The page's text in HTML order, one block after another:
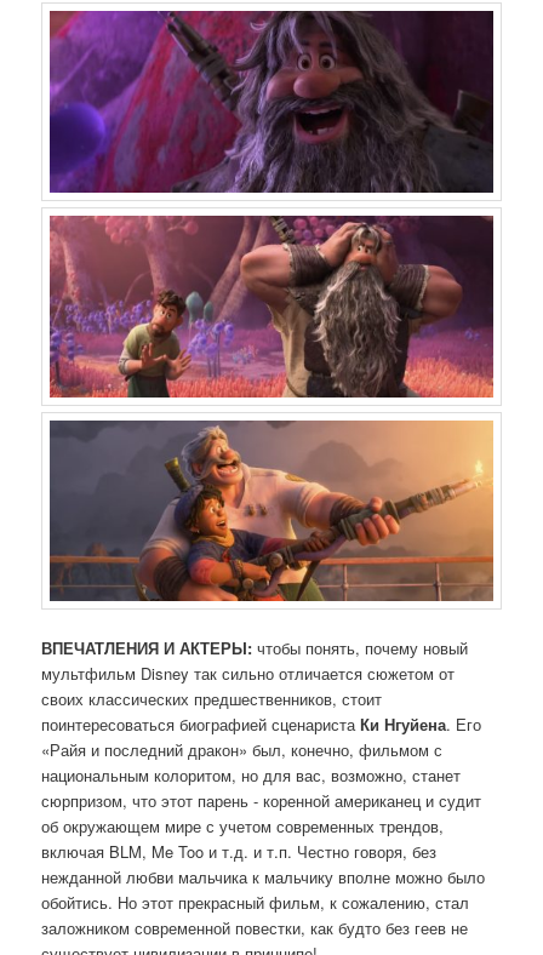
ВПЕЧАТЛЕНИЯ И АКТЕРЫ:чтобы понять, почему новый
мультфильм Disney так сильно отличается сюжетом от
своих классических предшественников, стоит
поинтересоваться биографией сценаристаКи Нгуйена. Его
«Райя и последний дракон» был, конечно, фильмом с
национальным колоритом, но для вас, возможно, станет
сюрпризом, что этот парень - коренной американец и судит
об окружающем мире с учетом современных трендов,
включая BLM, Me Too и т.д. и т.п. Честно говоря, без
нежданной любви мальчика к мальчику вполне можно было
обойтись. Но этот прекрасный фильм, к сожалению, стал
заложником современной повестки, как будто без геев не